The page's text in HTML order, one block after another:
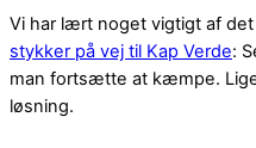
Vi har lært noget vigtigt af det
stykker på vej til Kap Verde:
man fortsætte at kæmpe.
løsning.